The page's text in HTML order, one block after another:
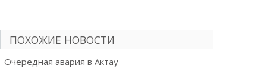
ПОХОЖИЕ НОВОСТИ
Очередная авария в Актау